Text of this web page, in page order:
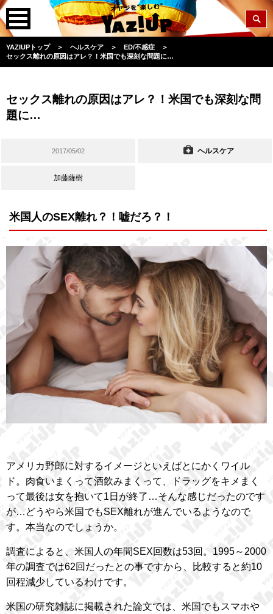
YAZIUPトップ ＞ ヘルスケア ＞ ED/不感症
＞
セックス離れの原因はアレ？！米国でも深刻な問題に…
セックス離れの原因はアレ？！米国でも深刻な問
題に…
2017/05/02 ヘルスケア
加藤薩樹
米国人のSEX離れ？！嘘だろ？！
アメリカ野郎に対するイメージといえばとにかくワイル
ド。肉食いまくって酒飲みまくって、ドラッグをキメまく
って最後は女を抱いて1日が終了…そんな感じだったのです
が…どうやら米国でもSEX離れが進んでいるようなので
す。本当なのでしょうか。
調査によると、米国人の年間SEX回数は53回。1995～2000
年の調査では62回だったとの事ですから、比較すると約10
回程減少しているわけです。
米国の研究雑誌に掲載された論文では、米国でもスマホや